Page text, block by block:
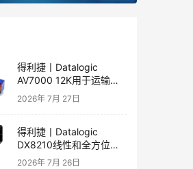
得利捷丨Datalogic
AV7000 12K用于运输和
物流应用的线性相机产品
彩页和用户手册
2026年 7月 27日
得利捷丨Datalogic
DX8210线性和全方位激
光扫描器产品彩页和用户
2026年 7月 26日